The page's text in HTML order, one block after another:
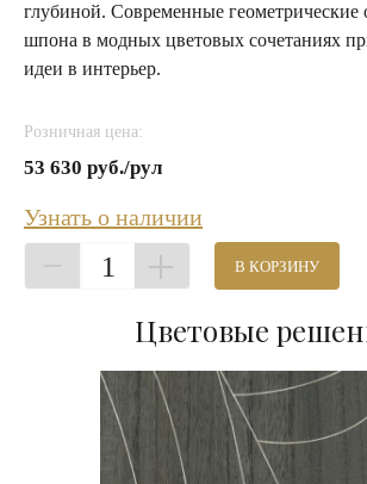
глубиной. Современные геометрические
шпона в модных цветовых сочетаниях
идеи в интерьер.
Розничная цена:
53 630 руб./рул
Узнать о наличии
1 В КОРЗИНУ
Цветовые